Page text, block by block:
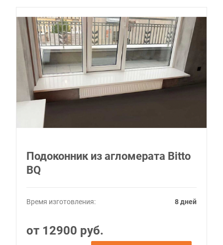
Подоконник из агломерата Bitto
BQ
Время изготовления: 8 дней
от 12900 руб.